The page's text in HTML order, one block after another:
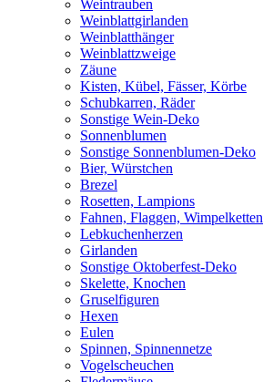
Weintrauben
Weinblattgirlanden
Weinblatthänger
Weinblattzweige
Zäune
Kisten, Kübel, Fässer, Körbe
Schubkarren, Räder
Sonstige Wein-Deko
Sonnenblumen
Sonstige Sonnenblumen-Deko
Bier, Würstchen
Brezel
Rosetten, Lampions
Fahnen, Flaggen, Wimpelketten
Lebkuchenherzen
Girlanden
Sonstige Oktoberfest-Deko
Skelette, Knochen
Gruselfiguren
Hexen
Eulen
Spinnen, Spinnennetze
Vogelscheuchen